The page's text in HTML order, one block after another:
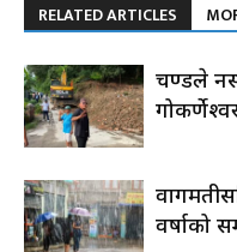
RELATED ARTICLES
प्रचण्डले
वर्षाको